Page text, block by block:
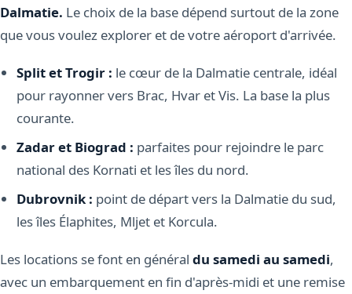
Dalmatie. Le choix de la base dépend surtout de la zone
que vous voulez explorer et de votre aéroport d'arrivée.
Split et Trogir : le cœur de la Dalmatie centrale, idéal
pour rayonner vers Brac, Hvar et Vis. La base la plus
courante.
Zadar et Biograd : parfaites pour rejoindre le parc
national des Kornati et les îles du nord.
Dubrovnik : point de départ vers la Dalmatie du sud,
les îles Élaphites, Mljet et Korcula.
Les locations se font en général du samedi au samedi,
avec un embarquement en fin d'après-midi et une remise